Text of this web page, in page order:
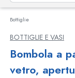
Bottiglie
BOTTIGLIE E VASI
Bombola a
vetro,